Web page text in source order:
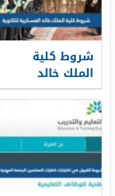
شروط كلية
الملك خالد
العسكرية
للثانوية 1448